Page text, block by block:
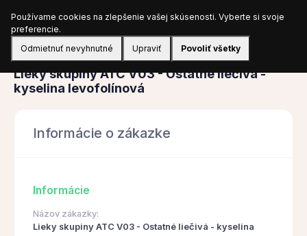
Prihlásiť sa
Obstarávanie
Lieky skupiny ATC V03 - Ostatné liečivá -
kyselina levofolínová
Informácie o zákazke
Informácie
Názov zákazky:
Lieky skupiny ATC V03 - Ostatné liečivá - kyselina
Používame cookies na zlepšenie vašej skúsenosti. Vyberte si svoje
preferencie.
Odmietnuť nevyhnutné
Upraviť Povoliť všetky